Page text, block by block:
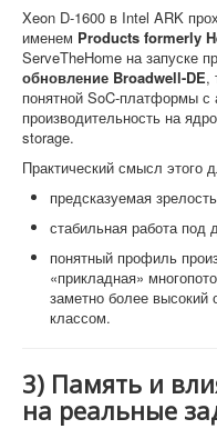
Xeon D-1600 в Intel ARK
именем Products formerly
ServeTheHome на запуске
обновление Broadwell-DE,
понятной SoC-платформы с
производительность на
storage.
Практический смысл этого
предсказуемая
стабильная работа под
понятный профиль
«прикладная»
заметно более высокий
классом.
3) Память и
на реальные